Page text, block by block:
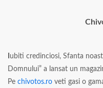
ubiti credinciosi, Sfanta
Domnului” a lansat un
Pe chivotos.ro veti gasi o